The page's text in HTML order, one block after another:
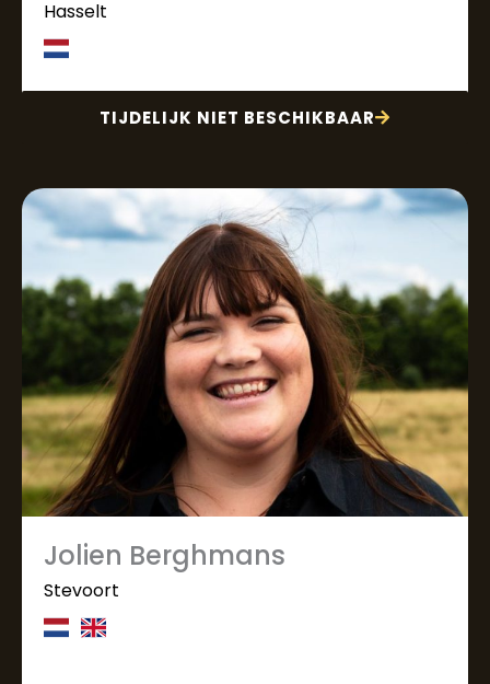
Hasselt
TIJDELIJK NIET BESCHIKBAAR
Jolien Berghmans
Stevoort